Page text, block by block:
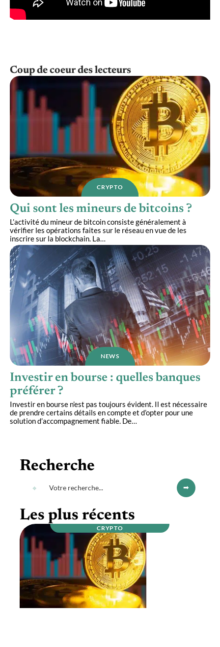
Coup de coeur des lecteurs
CRYPTO
Qui sont les mineurs de bitcoins ?
L’activité du mineur de bitcoin consiste généralement à
vérifier les opérations faites sur le réseau en vue de les
inscrire sur la blockchain. La…
NEWS
Investir en bourse : quelles banques
préférer ?
Investir en bourse n’est pas toujours évident. Il est nécessaire
de prendre certains détails en compte et d’opter pour une
solution d’accompagnement fiable. De
Recherche
Les plus récents
CRYPTO